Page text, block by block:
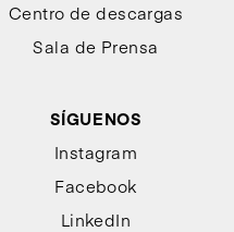
Centro de descargas
Sala de Prensa
SÍGUENOS
Instagram
Facebook
LinkedIn